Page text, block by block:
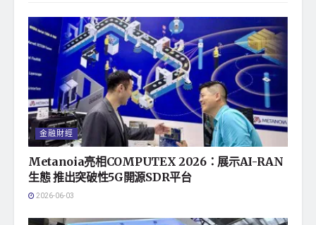
金融財經
Metanoia亮相COMPUTEX 2026：展示AI-RAN
生態 推出突破性5G開源SDR平台
2026-06-03